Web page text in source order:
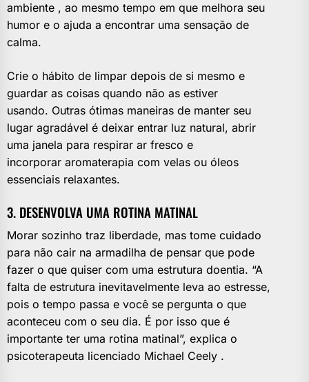
ambiente , ao mesmo tempo em que melhora seu
humor e o ajuda a encontrar uma sensação de
calma.
Crie o hábito de limpar depois de si mesmo e
guardar as coisas quando não as estiver
usando. Outras ótimas maneiras de manter seu
lugar agradável é deixar entrar luz natural, abrir
uma janela para respirar ar fresco e
incorporar aromaterapia com velas ou óleos
essenciais relaxantes.
3. DESENVOLVA UMA ROTINA MATINAL
Morar sozinho traz liberdade, mas tome cuidado
para não cair na armadilha de pensar que pode
fazer o que quiser com uma estrutura doentia. “A
falta de estrutura inevitavelmente leva ao estresse,
pois o tempo passa e você se pergunta o que
aconteceu com o seu dia. É por isso que é
importante ter uma rotina matinal”, explica o
psicoterapeuta licenciado Michael Ceely .